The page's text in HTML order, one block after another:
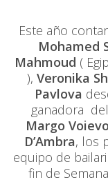
Este año
Mohamed
Mahmoud (
), Veronika
Pavlova
ganadora
Margo
D’Ambra, los
equipo de
fin de